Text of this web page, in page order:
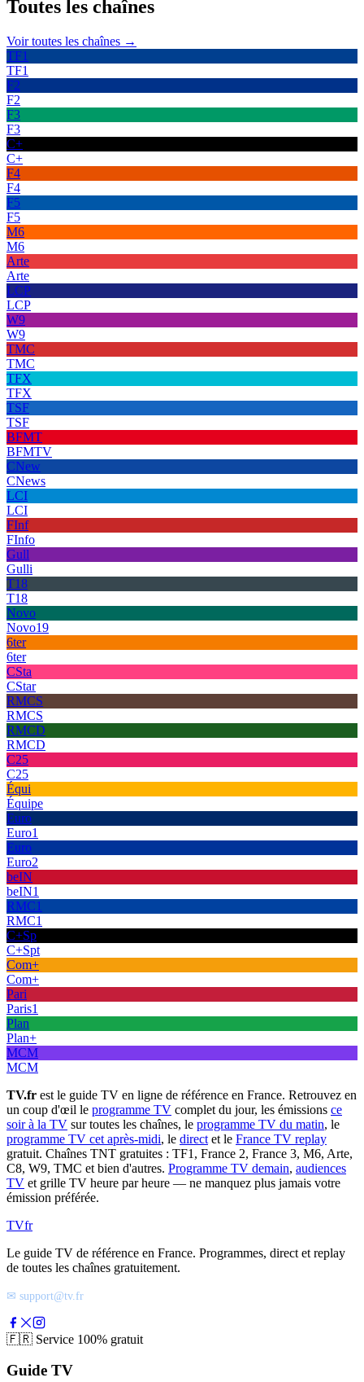
Toutes les chaînes
Voir toutes les chaînes →
TF1
TF1
F2
F2
F3
F3
C+
C+
F4
F4
F5
F5
M6
M6
Arte
Arte
LCP
LCP
W9
W9
TMC
TMC
TFX
TFX
TSF
TSF
BFMT
BFMTV
CNew
CNews
LCI
LCI
FInf
FInfo
Gull
Gulli
T18
T18
Novo
Novo19
6ter
6ter
CSta
CStar
RMCS
RMCS
RMCD
RMCD
C25
C25
Équi
Équipe
Euro
Euro1
Euro
Euro2
beIN
beIN1
RMC1
RMC1
C+Sp
C+Spt
Com+
Com+
Pari
Paris1
Plan
Plan+
MCM
MCM
TV.fr est le guide TV en ligne de référence en France. Retrouvez en
un coup d'œil le programme TV complet du jour, les émissions ce
soir à la TV sur toutes les chaînes, le programme TV du matin, le
programme TV cet après-midi, le direct et le France TV replay
gratuit. Chaînes TNT gratuites : TF1, France 2, France 3, M6, Arte,
C8, W9, TMC et bien d'autres. Programme TV demain, audiences
TV et grille TV heure par heure — ne manquez plus jamais votre
émission préférée.
TVfr
Le guide TV de référence en France. Programmes, direct et replay
de toutes les chaînes gratuitement.
✉ support@tv.fr
🇫🇷 Service 100% gratuit
Guide TV